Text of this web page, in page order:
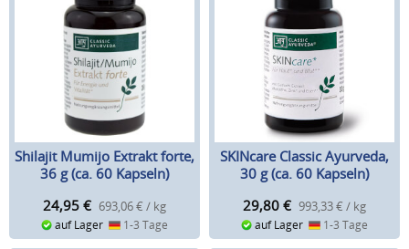
Shilajit Mumijo Extrakt forte,
36 g (ca. 60 Kapseln)
24,95 € 693,06 € / kg
auf Lager 1-3 Tage
SKINcare Classic Ayurveda,
30 g (ca. 60 Kapseln)
29,80 € 993,33 € / kg
auf Lager 1-3 Tage